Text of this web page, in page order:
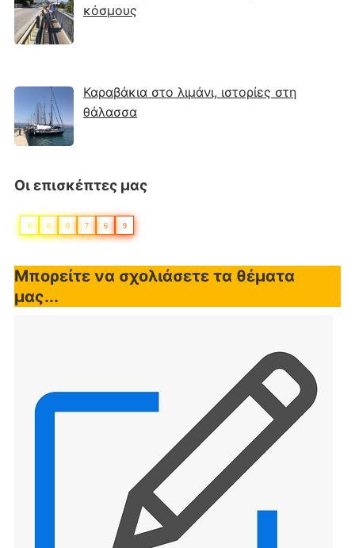
κόσμους
Καραβάκια στο λιμάνι, ιστορίες στη
θάλασσα
Οι επισκέπτες μας
0 6 0 7 6 9
Μπορείτε να σχολιάσετε τα θέματα
μας...